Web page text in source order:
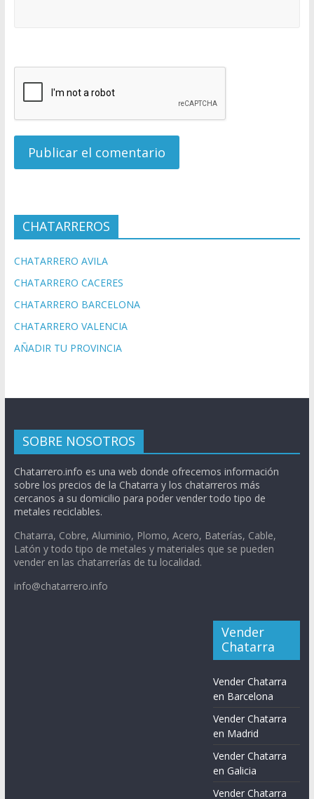
CHATARREROS
CHATARRERO AVILA
CHATARRERO CACERES
CHATARRERO BARCELONA
CHATARRERO VALENCIA
AÑADIR TU PROVINCIA
SOBRE NOSOTROS
Chatarrero.info es una web donde ofrecemos información
sobre los precios de la Chatarra y los chatarreros más
cercanos a su domicilio para poder vender todo tipo de
metales reciclables.
Chatarra, Cobre, Aluminio, Plomo, Acero, Baterías, Cable,
Latón y todo tipo de metales y materiales que se pueden
vender en las chatarrerías de tu localidad.
info@chatarrero.info
Vender
Chatarra
Vender Chatarra
en Barcelona
Vender Chatarra
en Madrid
Vender Chatarra
en Galicia
Vender Chatarra